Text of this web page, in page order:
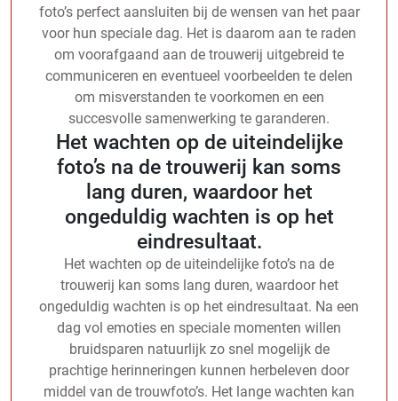
foto’s perfect aansluiten bij de wensen van het paar
voor hun speciale dag. Het is daarom aan te raden
om voorafgaand aan de trouwerij uitgebreid te
communiceren en eventueel voorbeelden te delen
om misverstanden te voorkomen en een
succesvolle samenwerking te garanderen.
Het wachten op de uiteindelijke
foto’s na de trouwerij kan soms
lang duren, waardoor het
ongeduldig wachten is op het
eindresultaat.
Het wachten op de uiteindelijke foto’s na de
trouwerij kan soms lang duren, waardoor het
ongeduldig wachten is op het eindresultaat. Na een
dag vol emoties en speciale momenten willen
bruidsparen natuurlijk zo snel mogelijk de
prachtige herinneringen kunnen herbeleven door
middel van de trouwfoto’s. Het lange wachten kan